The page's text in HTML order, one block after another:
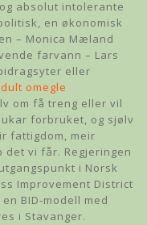
absolut intolerante
en økonomisk
– Monica Mæland
farvann – Lars
eller
omegle
om få treng eller vil
forbruket, og sjølv
fattigdom, meir
vi får. Regjeringen
i Norsk
Improvement District
BID-modell med
i Stavanger.